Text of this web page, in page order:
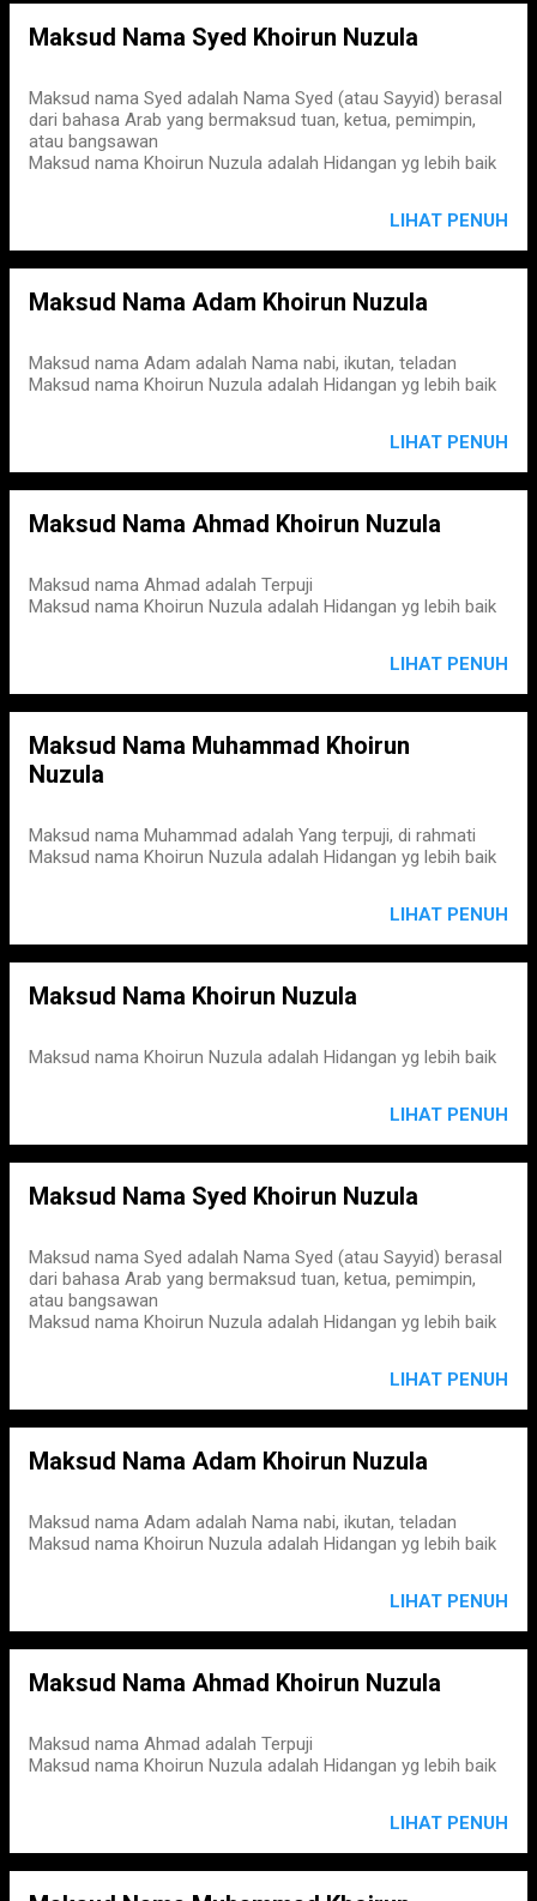
Maksud Nama Syed Khoirun Nuzula
Maksud nama Syed adalah Nama Syed (atau Sayyid) berasal
dari bahasa Arab yang bermaksud tuan, ketua, pemimpin,
atau bangsawan
Maksud nama Khoirun Nuzula adalah Hidangan yg lebih baik
LIHAT PENUH
Maksud Nama Adam Khoirun Nuzula
Maksud nama Adam adalah Nama nabi, ikutan, teladan
Maksud nama Khoirun Nuzula adalah Hidangan yg lebih baik
LIHAT PENUH
Maksud Nama Ahmad Khoirun Nuzula
Maksud nama Ahmad adalah Terpuji
Maksud nama Khoirun Nuzula adalah Hidangan yg lebih baik
LIHAT PENUH
Maksud Nama Muhammad Khoirun
Nuzula
Maksud nama Muhammad adalah Yang terpuji, di rahmati
Maksud nama Khoirun Nuzula adalah Hidangan yg lebih baik
LIHAT PENUH
Maksud Nama Khoirun Nuzula
Maksud nama Khoirun Nuzula adalah Hidangan yg lebih baik
LIHAT PENUH
Maksud Nama Syed Khoirun Nuzula
Maksud nama Syed adalah Nama Syed (atau Sayyid) berasal
dari bahasa Arab yang bermaksud tuan, ketua, pemimpin,
atau bangsawan
Maksud nama Khoirun Nuzula adalah Hidangan yg lebih baik
LIHAT PENUH
Maksud Nama Adam Khoirun Nuzula
Maksud nama Adam adalah Nama nabi, ikutan, teladan
Maksud nama Khoirun Nuzula adalah Hidangan yg lebih baik
LIHAT PENUH
Maksud Nama Ahmad Khoirun Nuzula
Maksud nama Ahmad adalah Terpuji
Maksud nama Khoirun Nuzula adalah Hidangan yg lebih baik
LIHAT PENUH